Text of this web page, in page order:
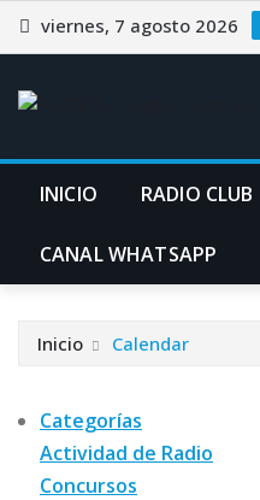
Saltar
al
viernes, 7 agosto 2026
INICIO RADIO CLUB
CANAL WHATSAPP
Inicio Calendar
Categorías
Actividad de Radio
Concursos